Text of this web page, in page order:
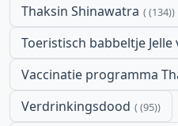
Thaksin Shinawatra (134)
Toeristisch babbeltje
Vaccinatie programma
Verdrinkingsdood (95)